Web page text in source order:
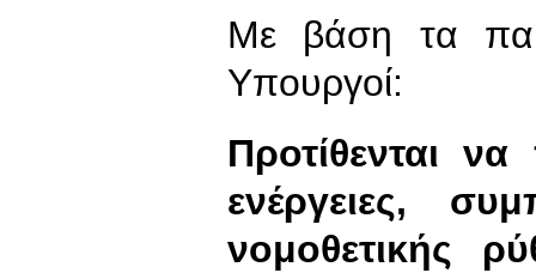
Με βάση τα
Υπουργοί:
Προτίθενται
ενέργειες,
νομοθετικής